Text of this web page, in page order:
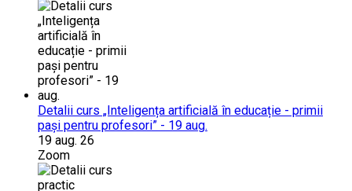
Detalii curs „Inteligența artificială în educație - primii
pași pentru profesori” - 19 aug.
19 aug. 26
Zoom